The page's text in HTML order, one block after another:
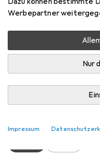
Werbepartner
Nur
Impressum
Zubehör für
Hier findest du